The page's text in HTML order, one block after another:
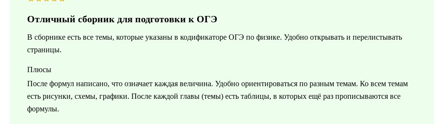
Отличный сборник для подготовки к ОГЭ
В сборнике есть все темы, которые указаны в кодификаторе ОГЭ по физике. Удобно открывать и перелистывать
страницы.
Плюсы
После формул написано, что означает каждая величина. Удобно ориентироваться по разным темам. Ко всем темам
есть рисунки, схемы, графики. После каждой главы (темы) есть таблицы, в которых ещё раз прописываются все
формулы.